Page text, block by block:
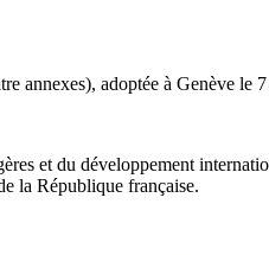
annexes), adoptée à Genève
et du développement
la République française.